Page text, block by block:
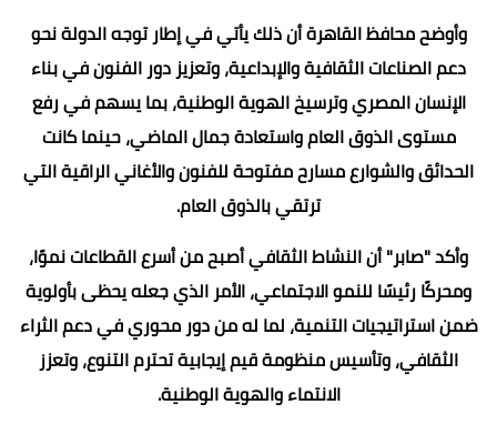
وأوضح محافظ القاهرة أن ذلك يأتي في إطار توجه الدولة نحو
دعم الصناعات الثقافية والإبداعية، وتعزيز دور الفنون في بناء
الإنسان المصري وترسيخ الهوية الوطنية، بما يسهم في رفع
مستوى الذوق العام واستعادة جمال الماضي، حينما كانت
الحدائق والشوارع مسارح مفتوحة للفنون والأغاني الراقية التي
ترتقي بالذوق العام.
وأكد "صابر" أن النشاط الثقافي أصبح من أسرع القطاعات نموًا،
ومحركًا رئيسًا للنمو الاجتماعي، الأمر الذي جعله يحظى بأولوية
ضمن استراتيجيات التنمية، لما له من دور محوري في دعم الثراء
الثقافي، وتأسيس منظومة قيم إيجابية تحترم التنوع، وتعزز
الانتماء والهوية الوطنية.